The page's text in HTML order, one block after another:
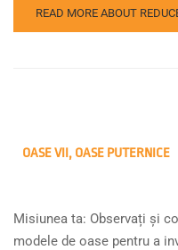
READ MORE ABOUT
OASE VII, OASE PUTERNICE
Misiunea ta: Observați și
modele de oase pentru a